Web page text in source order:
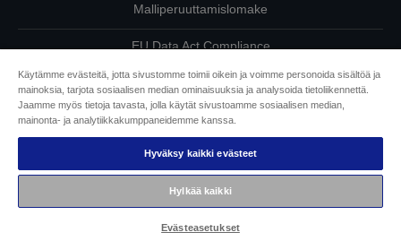
Malliperuuttamislomake
EU Data Act Compliance
Ota meihin yhteyttä omista tiedoistasi
Tietoa evästeistä
Epson on sitoutunut saavutettavuuteen
Copyright © 2026 Seiko Epson
Käytämme evästeitä, jotta sivustomme toimii oikein ja voimme personoida sisältöä ja
mainoksia, tarjota sosiaalisen median ominaisuuksia ja analysoida tietoliikennettä.
Jaamme myös tietoja tavasta, jolla käytät sivustoamme sosiaalisen median,
mainonta- ja analytiikkakumppaneidemme kanssa.
Hyväksy kaikki evästeet
Hylkää kaikki
Evästeasetukset